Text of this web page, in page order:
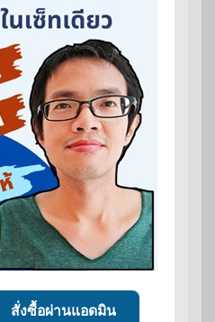
สั่งซื้อผ่านแอดมิน